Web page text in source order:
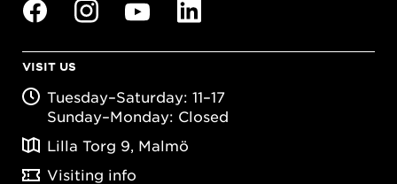
VISIT US
Tuesday–Saturday: 11–17
Sunday–Monday: Closed
Lilla Torg 9, Malmö
Visiting info